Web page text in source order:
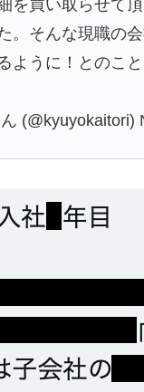
を買い取らせて
。そんな現職の
ように！とのこと
(@kyuyokaitori)